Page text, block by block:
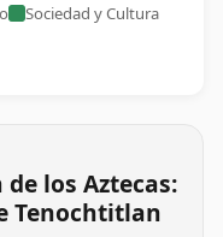
Sociedad y Cultura
los Aztecas:
Tenochtitlan